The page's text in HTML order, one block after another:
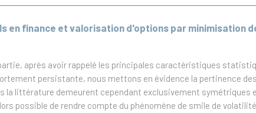
en finance et valorisation d'options par minimisation
après avoir rappelé les principales caractéristiques
persistante, nous mettons en évidence la pertinence
la littérature demeurent cependant exclusivement
possible de rendre compte du phénomène de smile de